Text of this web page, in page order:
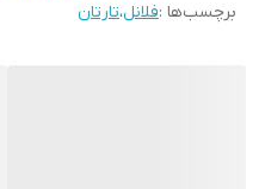
برچسب‌ها :فلانل،تارتان